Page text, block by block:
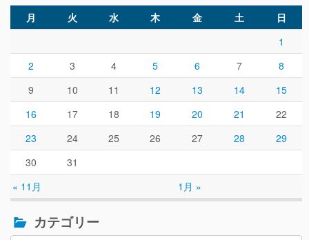
月 火 水 木 金 土 日
« 11月 1月 »
1
2
3 4 5 6 7
8
9
10 11 12 13 14
15
16
17 18 19 20 21
22
23
24 25 26 27 28
29
30
31
カテゴリー